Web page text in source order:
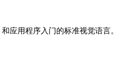
应用程序入门的标准视觉语言。